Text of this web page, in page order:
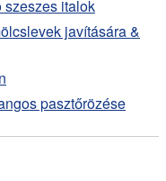
szeszes italok
javítására &
pasztőrözése